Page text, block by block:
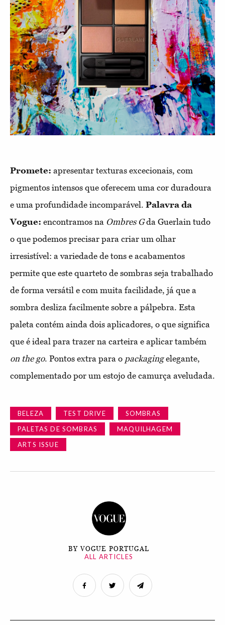
Promete: apresentar texturas excecionais, com
pigmentos intensos que oferecem uma cor duradoura
e uma profundidade incomparável. Palavra da
Vogue: encontramos na Ombres Gda Guerlain tudo
o que podemos precisar para criar um olhar
irresistível: a variedade de tons e acabamentos
permite que este quarteto de sombras seja trabalhado
de forma versátil e com muita facilidade, já que a
sombra desliza facilmente sobre a pálpebra. Esta
paleta contém ainda dois aplicadores, o que significa
que é ideal para trazer na carteira e aplicar também
on the go. Pontos extra para o packagingelegante,
complementado por um estojo de camurça aveludada.
BELEZA TEST DRIVE
SOMBRAS
PALETAS DE SOMBRAS
MAQUILHAGEM
ARTS ISSUE
BY VOGUE PORTUGAL
ALL ARTICLES